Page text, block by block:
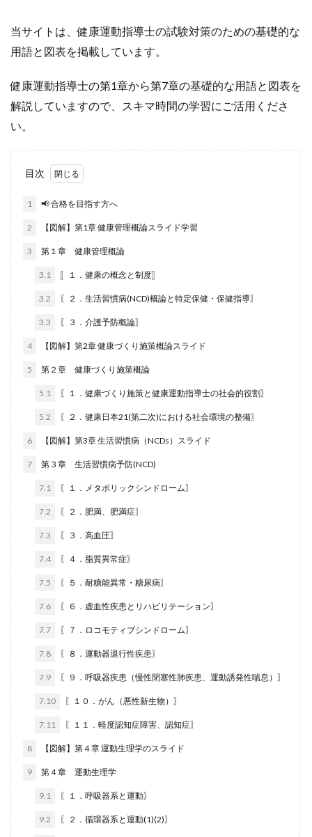
当サイトは、健康運動指導士の試験対策のための基礎的な
用語と図表を掲載しています。
健康運動指導士の第1章から第7章の基礎的な用語と図表を
解説していますので、スキマ時間の学習にご活用くださ
い。
目次
1 📢 合格を目指す方へ
2 【図解】第1章 健康管理概論スライド学習
3 第１章 健康管理概論
3.1 〚１．健康の概念と制度〛
3.2 〖２．生活習慣病(NCD)概論と特定保健・保健指導〗
3.3 〖３．介護予防概論〗
4 【図解】第2章 健康づくり施策概論スライド
5 第２章 健康づくり施策概論
5.1 〖１．健康づくり施策と健康運動指導士の社会的役割〗
5.2 〖２．健康日本21(第二次)における社会環境の整備〗
6 【図解】第3章 生活習慣病（NCDs）スライド
7 第３章 生活習慣病予防(NCD)
7.1 〖１．メタボリックシンドローム〗
7.2 〖２．肥満、肥満症〗
7.3 〖３．高血圧〗
7.4 〖４．脂質異常症〗
7.5 〖５．耐糖能異常・糖尿病〗
7.6 〖６．虚血性疾患とリハビリテーション〗
7.7 〖７．ロコモティブシンドローム〗
7.8 〖８．運動器退行性疾患〗
7.9 〖９．呼吸器疾患（慢性閉塞性肺疾患、運動誘発性喘息）〗
7.10 〖１０．がん（悪性新生物）〗
7.11 〖１１．軽度認知症障害、認知症〗
8 【図解】第４章 運動生理学のスライド
9 第４章 運動生理学
9.1 〖１．呼吸器系と運動〗
9.2 〖２．循環器系と運動(1)(2)〗